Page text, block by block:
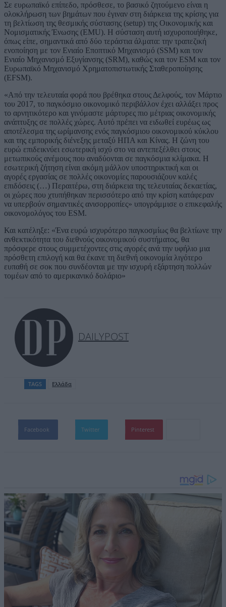
Σε ευρωπαϊκό επίπεδο, πρόσθεσε, το βασικό ζητούμενο είναι η
ολοκλήρωση των βημάτων που έγιναν στη διάρκεια της κρίσης για
τη βελτίωση της θεσμικής σύστασης (setup) της Οικονομικής και
Νομισματικής Ένωσης (EMU). Η σύσταση αυτή ισχυροποιήθηκε,
όπως είπε, σημαντικά από δύο τεράστια άλματα: την τραπεζική
ενοποίηση με τον Ενιαίο Εποπτικό Μηχανισμό (SSM) και τον
Ενιαίο Μηχανισμό Εξυγίανσης (SRM), καθώς και τον ESM και τον
Ευρωπαϊκό Μηχανισμό Χρηματοπιστωτικής Σταθεροποίησης
(EFSM).
«Από την τελευταία φορά που βρέθηκα στους Δελφούς, τον Μάρτιο
του 2017, το παγκόσμιο οικονομικό περιβάλλον έχει αλλάξει προς
το αρνητικότερο και γινόμαστε μάρτυρες πιο μέτριας οικονομικής
ανάπτυξης σε πολλές χώρες. Αυτό πρέπει να ειδωθεί ευρέως ως
αποτέλεσμα της ωρίμανσης ενός παγκόσμιου οικονομικού κύκλου
και της εμπορικής διένεξης μεταξύ ΗΠΑ και Κίνας. Η ζώνη του
ευρώ επιδεικνύει εσωτερική ισχύ στο να αντεπεξέλθει στους
μετωπικούς ανέμους που αναδύονται σε παγκόσμια κλίμακα. Η
εσωτερική ζήτηση είναι ακόμη μάλλον υποστηρικτική και οι
αγορές εργασίας σε πολλές οικονομίες παρουσιάζουν καλές
επιδόσεις (…) Περαιτέρω, στη διάρκεια της τελευταίας δεκαετίας,
οι χώρες που χτυπήθηκαν περισσότερο από την κρίση κατάφεραν
να υπερβούν σημαντικές ανισορροπίες» υπογράμμισε ο επικεφαλής
οικονομολόγος του ESM.
Και κατέληξε: «Ένα ευρώ ισχυρότερο παγκοσμίως θα βελτίωνε την
ανθεκτικότητα του διεθνούς οικονομικού συστήματος, θα
πρόσφερε στους συμμετέχοντες στις αγορές ανά την υφήλιο μια
πρόσθετη επιλογή και θα έκανε τη διεθνή οικονομία λιγότερο
ευπαθή σε σοκ που συνδέονται με την ισχυρή εξάρτηση πολλών
τομέων από το αμερικανικό δολάριο»
DAILYPOST
TAGS Ελλάδα
Facebook Twitter Pinterest